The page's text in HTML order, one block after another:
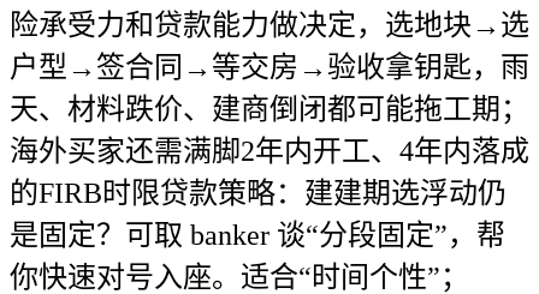
险承受力和贷款能力做决定，选地块→选
户型→签合同→等交房→验收拿钥匙，雨
天、材料跌价、建商倒闭都可能拖工期；
海外买家还需满脚2年内开工、4年内落成
的FIRB时限贷款策略：建建期选浮动仍
是固定？可取 banker 谈“分段固定”，帮
你快速对号入座。适合“时间个性”；